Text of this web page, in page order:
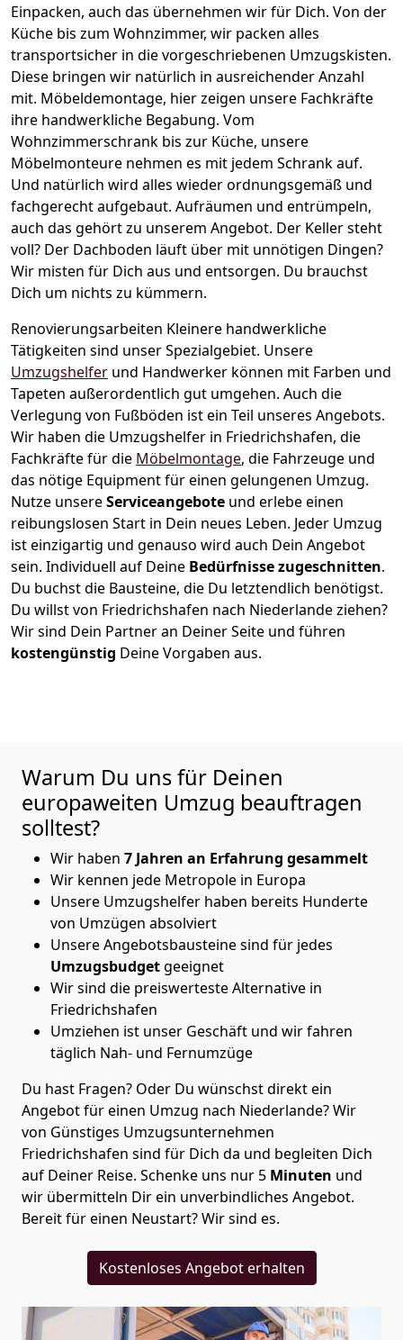
Einpacken, auch das übernehmen wir für Dich. Von der
Küche bis zum Wohnzimmer, wir packen alles
transportsicher in die vorgeschriebenen Umzugskisten.
Diese bringen wir natürlich in ausreichender Anzahl
mit. Möbeldemontage, hier zeigen unsere Fachkräfte
ihre handwerkliche Begabung. Vom
Wohnzimmerschrank bis zur Küche, unsere
Möbelmonteure nehmen es mit jedem Schrank auf.
Und natürlich wird alles wieder ordnungsgemäß und
fachgerecht aufgebaut. Aufräumen und entrümpeln,
auch das gehört zu unserem Angebot. Der Keller steht
voll? Der Dachboden läuft über mit unnötigen Dingen?
Wir misten für Dich aus und entsorgen. Du brauchst
Dich um nichts zu kümmern.
Renovierungsarbeiten Kleinere handwerkliche
Tätigkeiten sind unser Spezialgebiet. Unsere
Umzugshelfer und Handwerker können mit Farben und
Tapeten außerordentlich gut umgehen. Auch die
Verlegung von Fußböden ist ein Teil unseres Angebots.
Wir haben die Umzugshelfer in Friedrichshafen, die
Fachkräfte für die Möbelmontage, die Fahrzeuge und
das nötige Equipment für einen gelungenen Umzug.
Nutze unsereServiceangebote und erlebe einen
reibungslosen Start in Dein neues Leben. Jeder Umzug
ist einzigartig und genauso wird auch Dein Angebot
sein. Individuell auf Deine Bedürfnisse zugeschnitten.
Du buchst die Bausteine, die Du letztendlich benötigst.
Du willst von Friedrichshafen nach Niederlandeziehen?
Wir sind Dein Partner an Deiner Seite und führen
kostengünstig Deine Vorgaben aus.
Warum Du uns für Deinen
europaweiten Umzug beauftragen
solltest?
Wir haben 7 Jahren an Erfahrung gesammelt
Wir kennen jede Metropole in Europa
Unsere Umzugshelfer haben bereits Hunderte
von Umzügen absolviert
Unsere Angebotsbausteine sind für jedes
Umzugsbudgetgeeignet
Wir sind die preiswerteste Alternative in
Friedrichshafen
Umziehen ist unser Geschäft und wir fahren
täglich Nah- und Fernumzüge
Du hast Fragen? Oder Du wünschst direkt ein
Angebot für einen Umzug nach Niederlande? Wir
von Günstiges Umzugsunternehmen
Friedrichshafen sind für Dich da und begleiten Dich
auf Deiner Reise. Schenke uns nur 5 Minuten und
wir übermitteln Dir ein unverbindliches Angebot.
Bereit für einen Neustart? Wir sind es.
Kostenloses Angebot erhalten